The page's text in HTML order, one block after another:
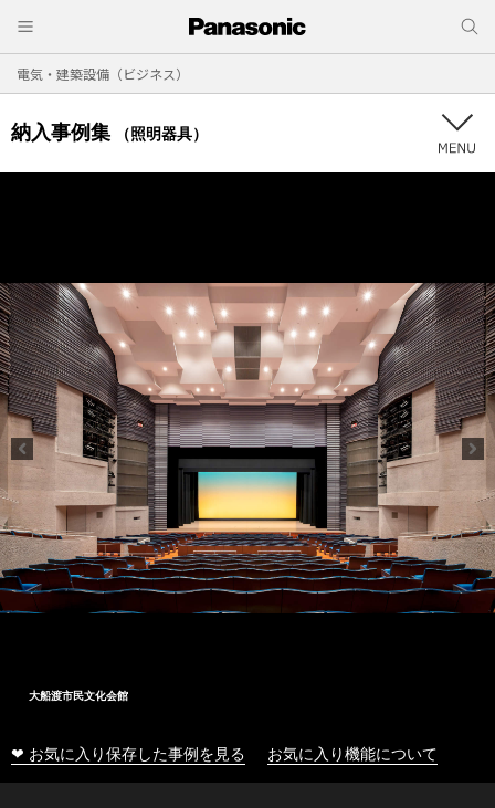
電気・建築設備（ビジネス）
納入事例集 （照明器具）
大船渡市民文化会館
❤ お気に入り保存した事例を見る お気に入り機能について